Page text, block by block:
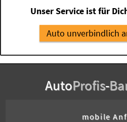
Unser Service ist für
Auto unverbindlich
AutoProfis-
mobile